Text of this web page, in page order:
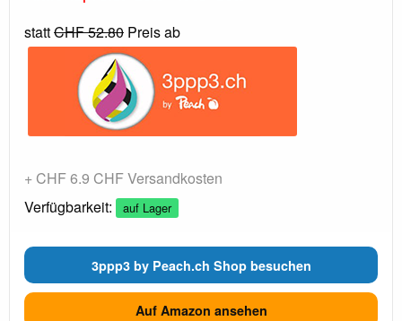
stattCHF 52.80 Preis ab
+ CHF 6.9 CHF Versandkosten
Verfügbarkeit:
auf Lager
3ppp3 by Peach.ch Shop besuchen
Auf Amazon ansehen